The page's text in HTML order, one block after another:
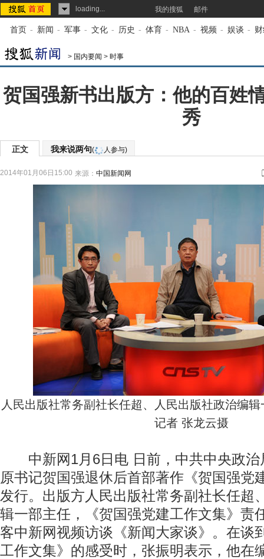
loading... 我的搜狐 邮件
首页 - 新闻 - 军事 - 文化 - 历史 - 体育 - NBA - 视频 - 娱谈 -
> 国内要闻 > 时事
贺国强新书出版方：他的百姓
秀
正文 我来说两句( 人参与)
2014年01月06日15:00 来源： 中国新闻网
人民出版社常务副社长任超、人民出版社政治编
记者 张龙云摄
中新网1月6日电 日前，中共中央政治
原书记贺国强退休后首部著作《贺国强党
发行。出版方人民出版社常务副社长任超
辑一部主任，《贺国强党建工作文集》责
客中新网视频访谈《新闻大家谈》。在谈
工作文集》的感受时，张振明表示，他在